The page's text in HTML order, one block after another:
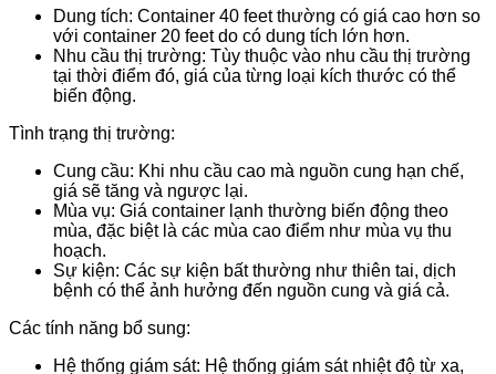
Dung tích: Container 40 feet thường có giá cao hơn so
với container 20 feet do có dung tích lớn hơn.
Nhu cầu thị trường: Tùy thuộc vào nhu cầu thị trường
tại thời điểm đó, giá của từng loại kích thước có thể
biến động.
Tình trạng thị trường:
Cung cầu: Khi nhu cầu cao mà nguồn cung hạn chế,
giá sẽ tăng và ngược lại.
Mùa vụ: Giá container lạnh thường biến động theo
mùa, đặc biệt là các mùa cao điểm như mùa vụ thu
hoạch.
Sự kiện: Các sự kiện bất thường như thiên tai, dịch
bệnh có thể ảnh hưởng đến nguồn cung và giá cả.
Các tính năng bổ sung:
Hệ thống giám sát: Hệ thống giám sát nhiệt độ từ xa,